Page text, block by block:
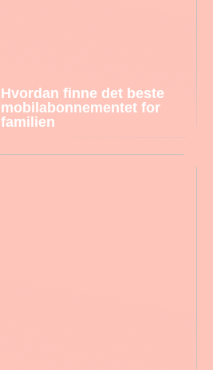
Hvordan finne det beste
mobilabonnementet for
familien